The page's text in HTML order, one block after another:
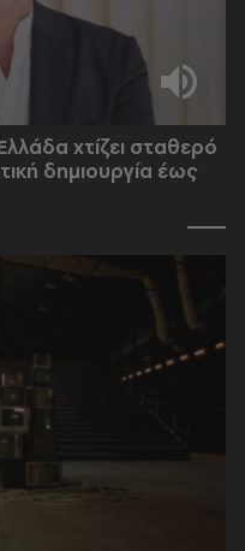
χτίζει σταθερό
δημιουργία έως